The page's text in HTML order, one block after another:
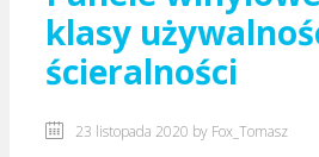
klasy
ścieralności
23 listopada 2020 by Fox_Tomasz